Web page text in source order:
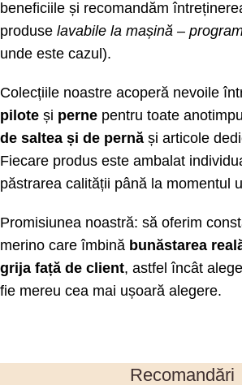
beneficiile și recomandăm
produse lavabile la mașină –
unde este cazul).
Colecțiile noastre acoperă nevoile
pilote și perne pentru toate
de saltea și de pernă și articole
Fiecare produs este ambalat
păstrarea calității până la momentul
Promisiunea noastră: să oferim
merino care îmbină bunăstarea
grija față de client, astfel încât
fie mereu cea mai ușoară alegere.
Recomandări